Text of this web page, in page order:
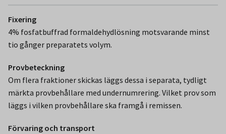
Fixering
4% fosfatbuffrad formaldehydlösning motsvarande minst
tio gånger preparatets volym.
Provbeteckning
Om flera fraktioner skickas läggs dessa i separata, tydligt
märkta provbehållare med undernumrering. Vilket prov som
läggs i vilken provbehållare ska framgå i remissen.
Förvaring och transport